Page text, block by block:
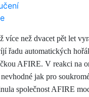
více než dvacet pět let
řadu automatických
AFIRE. V reakci na
jak pro
společnost AFIRE